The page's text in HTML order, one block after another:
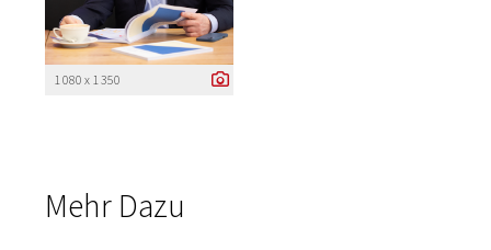
1 080 x 1 350
Mehr Dazu